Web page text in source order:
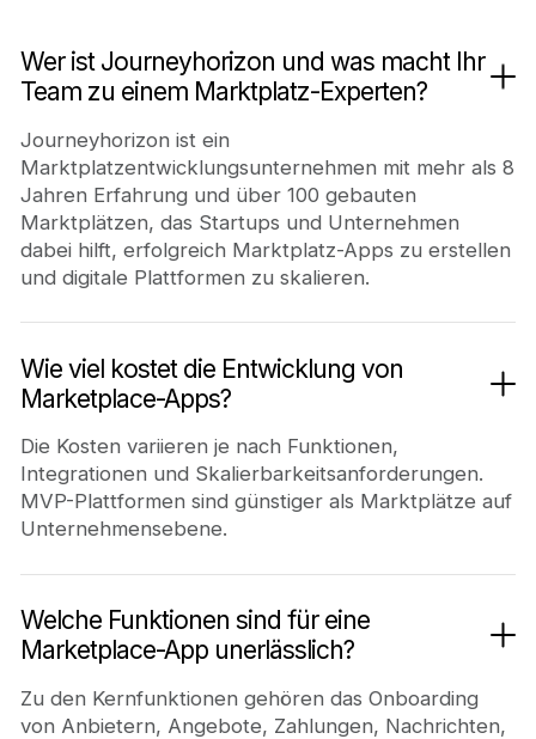
Wer ist Journeyhorizon und was macht Ihr
Team zu einem Marktplatz-Experten?
Journeyhorizon ist ein
Marktplatzentwicklungsunternehmen mit mehr als 8
Jahren Erfahrung und über 100 gebauten
Marktplätzen, das Startups und Unternehmen
dabei hilft, erfolgreich Marktplatz-Apps zu erstellen
und digitale Plattformen zu skalieren.
Wie viel kostet die Entwicklung von
Marketplace-Apps?
Die Kosten variieren je nach Funktionen,
Integrationen und Skalierbarkeitsanforderungen.
MVP-Plattformen sind günstiger als Marktplätze auf
Unternehmensebene.
Welche Funktionen sind für eine
Marketplace-App unerlässlich?
Zu den Kernfunktionen gehören das Onboarding
von Anbietern, Angebote, Zahlungen, Nachrichten,